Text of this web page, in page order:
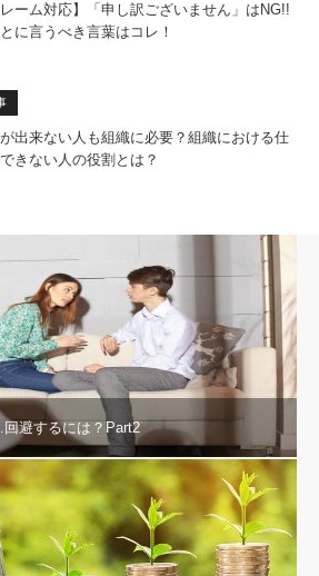
レーム対応】「申し訳ございません」はNG!!
に言うべき言葉はコレ！
出来ない人も組織に必要？組織における仕
きない人の役割とは？
避するには？Part2